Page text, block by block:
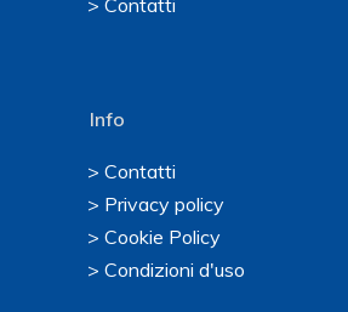
Info
> Contatti
> Privacy policy
> Cookie Policy
> Condizioni d'uso